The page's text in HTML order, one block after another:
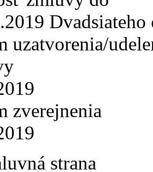
uzatvorenia/
zverejnenia
strana